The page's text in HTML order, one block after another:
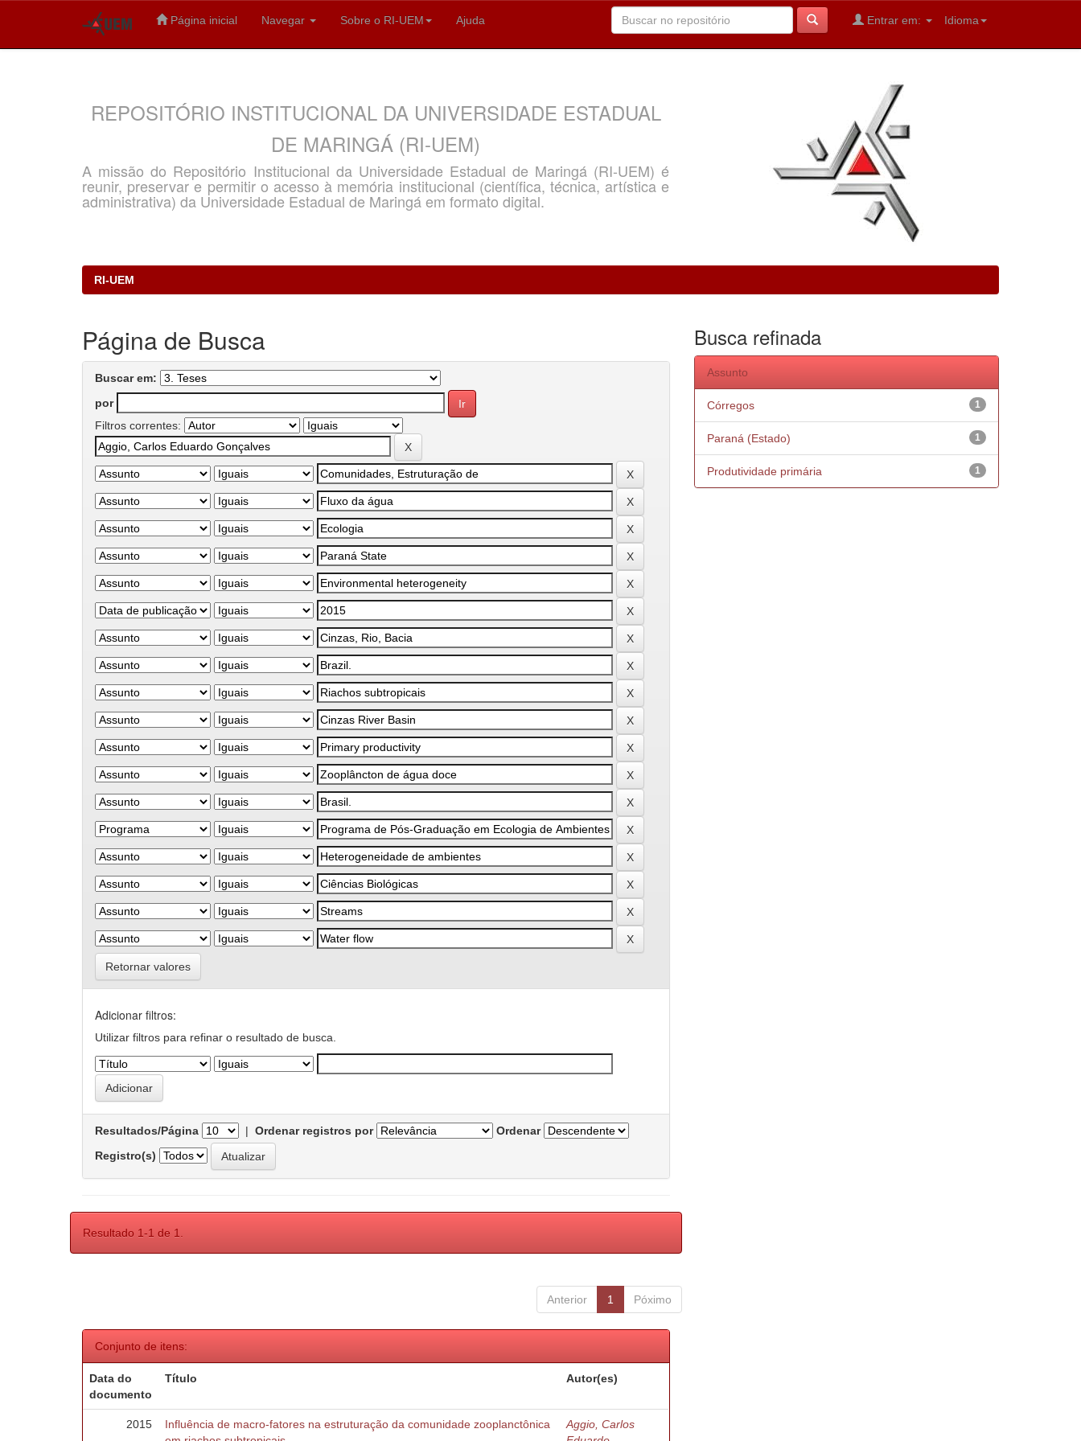
Página inicial Navegar Sobre o RI-UEM Ajuda Idioma
Entrar em:
REPOSITÓRIO INSTITUCIONAL DA UNIVERSIDADE ESTADUAL
DE MARINGÁ (RI-UEM)
A missão do Repositório Institucional da Universidade Estadual de Maringá (RI-UEM) é
reunir, preservar e permitir o acesso à memória institucional (científica, técnica, artística e
administrativa) da Universidade Estadual de Maringá em formato digital.
RI-UEM
Página de Busca
Buscar em:
por
Filtros correntes:
Retornar valores
Adicionar filtros:
Utilizar filtros para refinar o resultado de busca.
Resultados/Página | Ordenar registros por
Ordenar
Registro(s)
Resultado 1-1 de 1.
Anterior 1 Póximo
Conjunto de itens:
Data do
documento
Título Autor(es)
2015
Influência de macro-fatores na estruturação da comunidade zooplanctônica
Aggio, Carlos
Busca refinada
Assunto
1
Córregos
1
Paraná (Estado)
1
Produtividade primária